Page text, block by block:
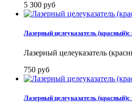
5 300 руб
Лазерный целеуказатель
Лазерный целеуказатель
750 руб
Лазерный целеуказатель